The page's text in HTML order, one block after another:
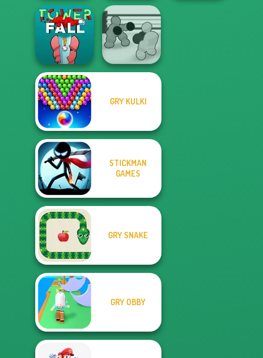
Poptropica Bouncemasters
Tower Fall
Boxing Gang
GRY KULKI
STICKMAN
GAMES
GRY SNAKE
GRY OBBY